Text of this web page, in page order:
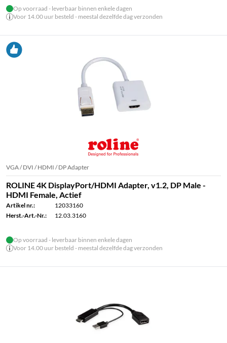
Op voorraad - leverbaar binnen enkele dagen
Voor 14.00 uur besteld - meestal dezelfde dag verzonden
VGA / DVI / HDMI / DP Adapter
ROLINE 4K DisplayPort/HDMI Adapter, v1.2, DP Male -
HDMI Female, Actief
Artikel nr.:
12033160
Herst.-Art.-Nr.:
12.03.3160
Op voorraad - leverbaar binnen enkele dagen
Voor 14.00 uur besteld - meestal dezelfde dag verzonden